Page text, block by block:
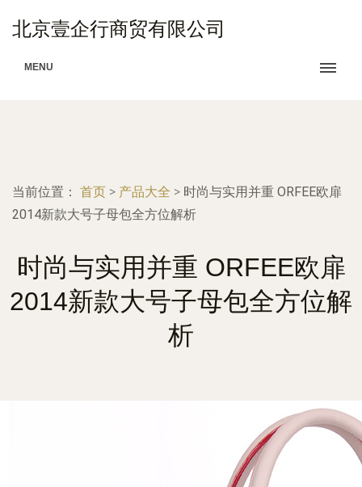
北京壹企行商贸有限公司
MENU
当前位置： 首页 > 产品大全 > 时尚与实用并重 ORFEE欧扉
2014新款大号子母包全方位解析
时尚与实用并重 ORFEE欧扉
2014新款大号子母包全方位解
析